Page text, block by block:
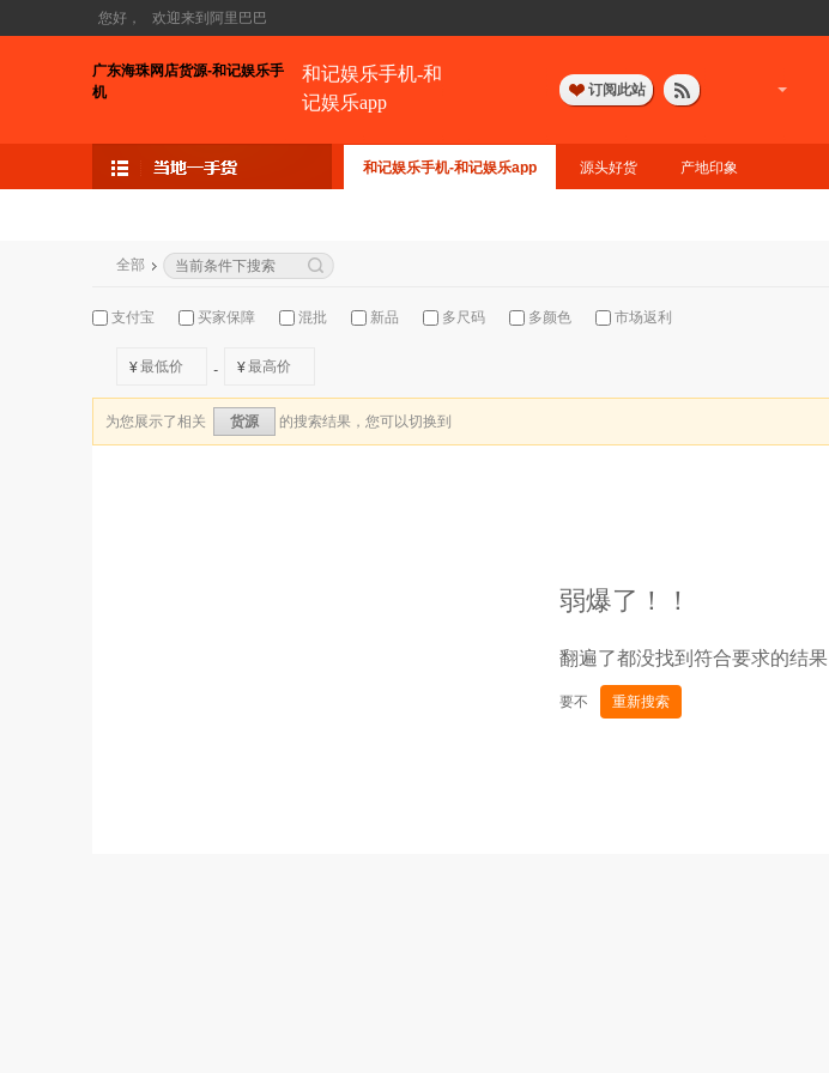
您好， 欢迎来到阿里巴巴
广东海珠网店货源-和记娱乐手
机
和记娱乐手机-和
记娱乐app
订阅此站
和记娱乐手机-和记娱乐app 源头好货 产地印象
全部
支付宝 买家保障 混批 新品 多尺码 多颜色 市场返利
¥ - ¥
为您展示了相关 货源 的搜索结果，您可以切换到
弱爆了！！
翻遍了都没找到符合要求的结果
要不 重新搜索